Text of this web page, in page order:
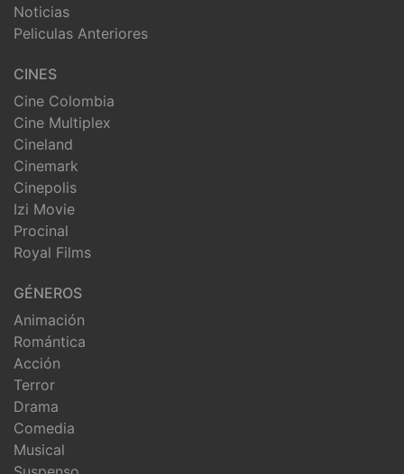
Noticias
Peliculas Anteriores
CINES
Cine Colombia
Cine Multiplex
Cineland
Cinemark
Cinepolis
Izi Movie
Procinal
Royal Films
GÉNEROS
Animación
Romántica
Acción
Terror
Drama
Comedia
Musical